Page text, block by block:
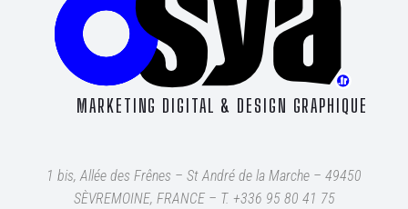
MARKETING DIGITAL & DESIGN GRAPHIQUE
1 bis, Allée des Frênes – St André de la Marche – 49450
SÈVREMOINE, FRANCE – T. +336 95 80 41 75